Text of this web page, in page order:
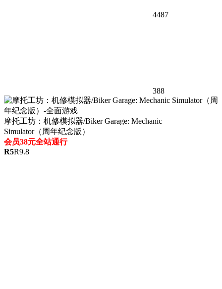
4487
388
摩托工坊：机修模拟器/Biker Garage: Mechanic
Simulator（周年纪念版）
会员38元全站通行
R5R9.8